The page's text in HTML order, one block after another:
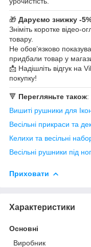
🎁 Даруємо знижку -
Зніміть коротке відео-
товару.
Не обов’язково
придбали товар у
📩 Надішліть відгук на
покупку!
🔻 Перегляньте також:
Вишиті рушники для
Весільні прикраси та
Келихи та весільні
Весільні рушники під
Приховати
Характеристики
Основні
Виробник